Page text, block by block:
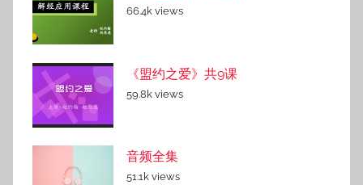
66.4k views
《盟约之爱》共9课
59.8k views
音频全集
51.1k views